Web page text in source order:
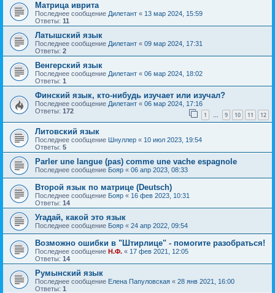
Матрица иврита
Последнее сообщение Дилетант « 13 мар 2024, 15:59
Ответы: 11
Латышский язык
Последнее сообщение Дилетант « 09 мар 2024, 17:31
Ответы: 2
Венгерский язык
Последнее сообщение Дилетант « 06 мар 2024, 18:02
Ответы: 1
Финский язык, кто-нибудь изучает или изучал?
Последнее сообщение Дилетант « 06 мар 2024, 17:16
Ответы: 172 1 … 9 10 11 12
Литовский язык
Последнее сообщение Шнуллер « 10 июл 2023, 19:54
Ответы: 5
Parler une langue (pas) comme une vache espagnole
Последнее сообщение Бояр « 06 апр 2023, 08:33
Второй язык по матрице (Deutsch)
Последнее сообщение Бояр « 16 фев 2023, 10:31
Ответы: 14
Угадай, какой это язык
Последнее сообщение Бояр « 24 апр 2022, 09:54
Возможно ошибки в "Штирлице" - помогите разобраться!
Последнее сообщение Н.Ф. « 17 фев 2021, 12:05
Ответы: 14
Румынский язык
Последнее сообщение Елена Папуловская « 28 янв 2021, 16:00
Ответы: 1